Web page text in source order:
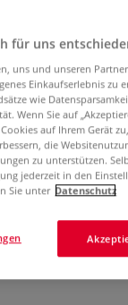
0 Bewertungen
Malgrund für
Radierfähigkeit,
für uns
uns und unseren
Einkaufserlebnis zu
wie
Wenn Sie auf
auf Ihrem Gerät
die
zu unterstützen.
jederzeit in den
Sie unter Datenschutz